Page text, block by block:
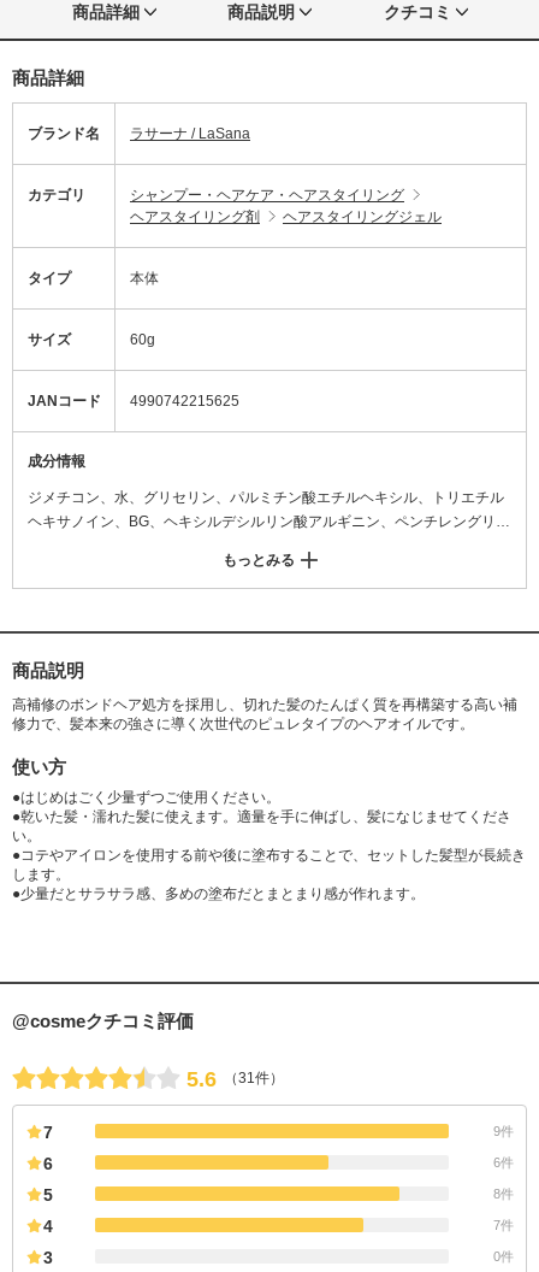
商品詳細 商品説明 クチコミ
商品詳細
ブランド名 ラサーナ / LaSana
カテゴリ
シャンプー・ヘアケア・ヘアスタイリング
ヘアスタイリング剤
ヘアスタイリングジェル
タイプ 本体
サイズ 60g
JANコード 4990742215625
成分情報
ジメチコン、水、グリセリン、パルミチン酸エチルヘキシル、トリエチル
ヘキサノイン、BG、ヘキシルデシルリン酸アルギニン、ペンチレングリコ
チアカナリクラタエキス、加水分解紅藻エキス、ジグリセリン、γ-ドコサ
ラクトン、セバシン酸ジエチル、(ジメチコン/ビニルジメチコン)クロスポ
もっとみる
商品説明
高補修のボンドヘア処方を採用し、切れた髪のたんぱく質を再構築する高い補
修力で、髪本来の強さに導く次世代のピュレタイプのヘアオイルです。
使い方
●はじめはごく少量ずつご使用ください。
●乾いた髪・濡れた髪に使えます。適量を手に伸ばし、髪になじませてくださ
い。
●コテやアイロンを使用する前や後に塗布することで、セットした髪型が長続き
します。
●少量だとサラサラ感、多めの塗布だとまとまり感が作れます。
@cosmeクチコミ評価
5.6 （31件）
7 9件
6 6件
5 8件
4 7件
3 0件